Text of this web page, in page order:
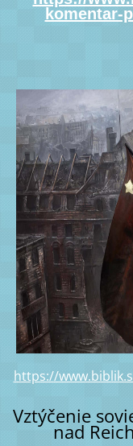
komentar-
https://
Vztýčenie
nad